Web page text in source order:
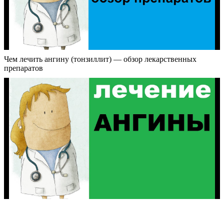
Чем лечить ангину (тонзиллит) — обзор лекарственных
препаратов